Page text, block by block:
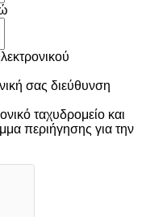
σας διεύθυνση
ταχυδρομείο και
περιήγησης για την